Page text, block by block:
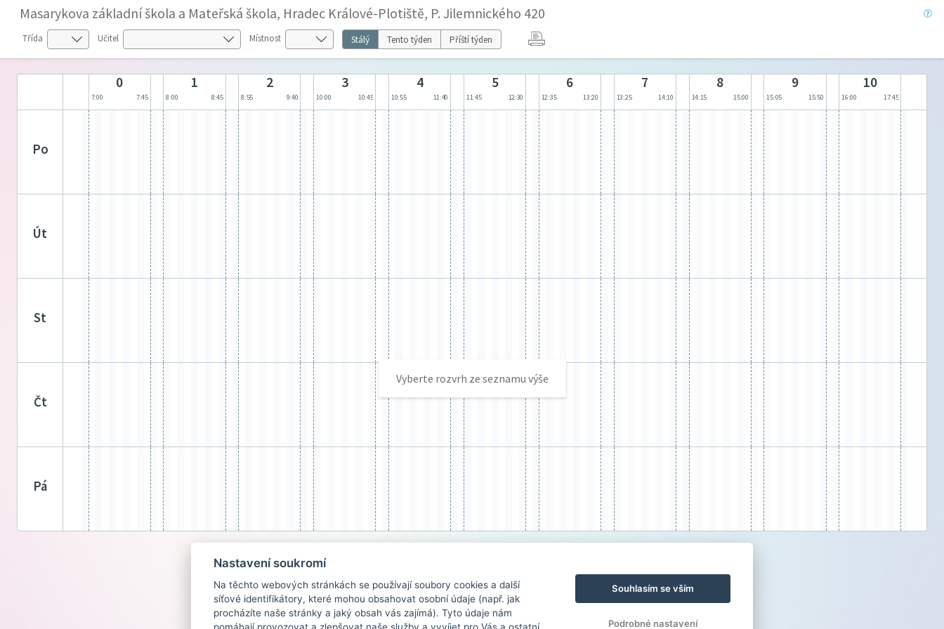
Masarykova základní škola a Mateřská škola, Hradec Králové-Plotiště, P. Jilemnického 420
Třída Učitel Místnost Stálý Tento týden Příští týden
Vyberte rozvrh ze seznamu výše
0
7:00 7:45
1
8:00 8:45
2
8:55 9:40
3
10:00 10:45
4
10:55 11:40
5
11:45 12:30
6
12:35 13:20
7
13:25 14:10
8
14:15 15:00
9
15:05 15:50
10
16:00 17:45
po
út
st
čt
pá
Nastavení soukromí
Na těchto webových stránkách se používají soubory cookies a další
síťové identifikátory, které mohou obsahovat osobní údaje (např. jak
procházíte naše stránky a jaký obsah vás zajímá). Tyto údaje nám
Souhlasím se vším
Podrobné nastavení